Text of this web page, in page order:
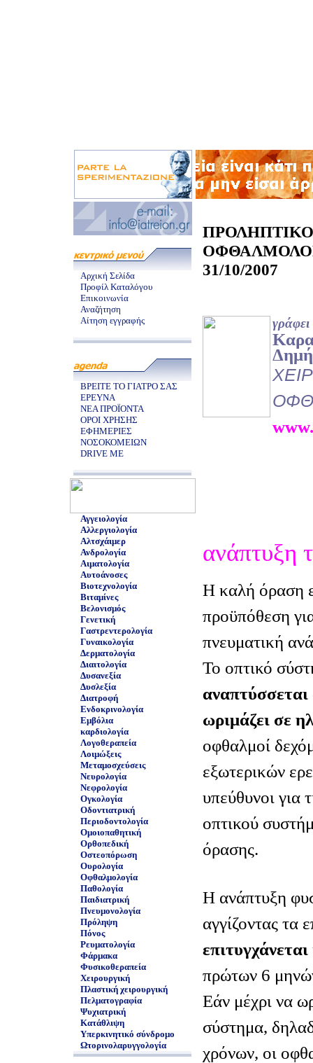
Αρχική Σελίδα
Προφίλ Καταλόγου
Επικοινωνία
Αναζήτηση
Αίτηση εγγραφής
ΒΡΕΙΤΕ ΤΟ ΓΙΑΤΡΟ ΣΑΣ
ΕΡΕΥΝΑ
ΝΕΑ ΠΡΟΪΟΝΤΑ
ΟΡΟΙ ΧΡΗΣΗΣ
ΕΦΗΜΕΡΙΕΣ
ΝΟΣΟΚΟΜΕΙΩΝ
DRIVE ME
Αγγειολογία
Αλλεργιολογία
Αλτσχάιμερ
Ανδρολογία
Αιματολογία
Αυτοάνοσες
Βιοτεχνολογία
Βιταμίνες
Βελονισμός
Γενετική
Γαστρεντερολογία
Γυναικολογία
Δερματολογία
Διαιτολογία
Δυσανεξία
Δυσλεξία
Διατροφή
Ενδοκρινολογία
Εμβόλια
καρδιολογία
Λογοθεραπεία
Λοιμώξεις
Μεταμοσχεύσεις
Νευρολογία
Νεφρολογία
Ογκολογία
Οδοντιατρική
Περιοδοντολογία
Ομοιοπαθητική
Ορθοπεδική
Οστεοπόρωση
Ουρολογία
Οφθαλμολογία
Παθολογία
Παιδιατρική
Πνευμονολογία
Πρόληψη
Πόνος
Ρευματολογία
Φάρμακα
Φυσικοθεραπεία
Χειρουργική
Πλαστική χειρουργική
Πελματογραφία
Ψυχιατρική
Κατάθλιψη
Υπερκινητικό σύνδρομο
Ωτορινολαρυγγολογία
31/10/2007
γράφει
ανάπτυξη
Η καλή όραση
προϋπόθεση
πνευματική
Το οπτικό
ωριμάζει σε
οφθαλμοί
εξωτερικών
υπεύθυνοι για
οπτικού
όρασης.
Η ανάπτυξη
αγγίζοντας τα
επιτυγχάνεται
πρώτων 6
Εάν μέχρι να
σύστημα,
χρόνων, οι